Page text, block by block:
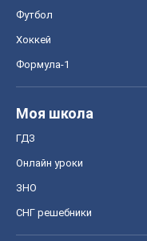
Футбол
Хоккей
Формула-1
Моя школа
ГДЗ
Онлайн уроки
ЗНО
СНГ решебники